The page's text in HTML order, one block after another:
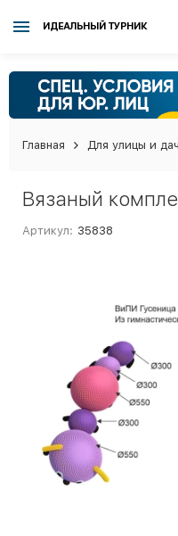
ИДЕАЛЬНЫЙ ТУРНИК
Главная Для улицы и
Вязаный
Артикул: 35838